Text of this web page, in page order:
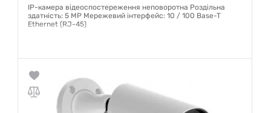
IP-камера відеоспостереження неповоротна Роздільна
здатність: 5 MP Мережевий інтерфейс: 10 / 100 Base-T
Ethernet (RJ-45)